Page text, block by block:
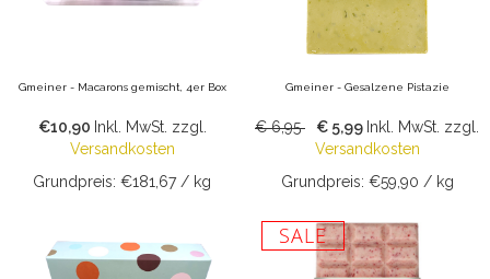
Gmeiner - Macarons gemischt, 4er Box
€10,90 Inkl. MwSt. zzgl.
Versandkosten
Grundpreis: €181,67 / kg
Gmeiner - Gesalzene Pistazie
€ 6,95 € 5,99 Inkl. MwSt. zzgl.
Versandkosten
Grundpreis: €59,90 / kg
SALE